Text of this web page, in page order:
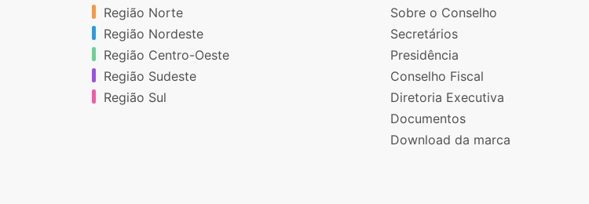
Região Norte
Região Nordeste
Região Centro-Oeste
Região Sudeste
Região Sul
Sobre o Conselho
Secretários
Presidência
Conselho Fiscal
Diretoria Executiva
Documentos
Download da marca